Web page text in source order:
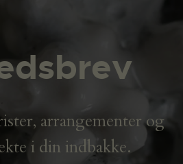
arrangementer og
i din indbakke.